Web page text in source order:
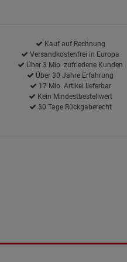
Kauf auf Rechnung
Versandkostenfrei in Europa
Über 3 Mio. zufriedene Kunden
Über 30 Jahre Erfahrung
17 Mio. Artikel lieferbar
Kein Mindestbestellwert
30 Tage Rückgaberecht